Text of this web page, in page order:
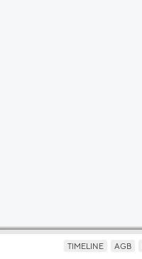
TIMELINE AGB